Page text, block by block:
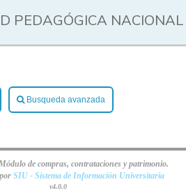
PEDAGÓGICA NACIONAL
Busqueda avanzada
de compras, contrataciones y patrimonio.
SIU - Sistema de Información Universitaria
v4.0.0